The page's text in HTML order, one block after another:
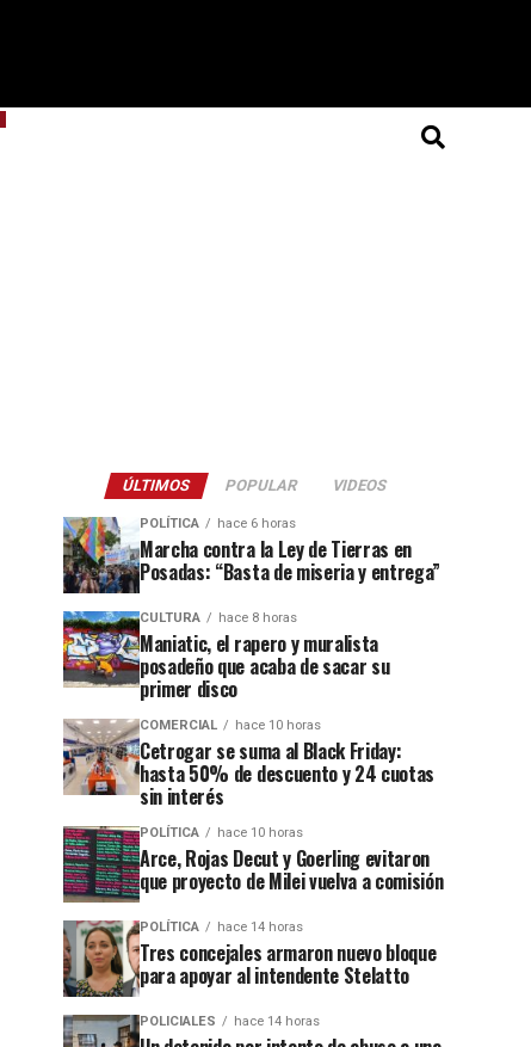
ÚLTIMOS POPULAR VIDEOS
POLÍTICA hace 6 horas
Marcha contra la Ley de Tierras en
Posadas: “Basta de miseria y entrega”
CULTURA hace 8 horas
Maniatic, el rapero y muralista
posadeño que acaba de sacar su
primer disco
COMERCIAL hace 10 horas
Cetrogar se suma al Black Friday:
hasta 50% de descuento y 24 cuotas
sin interés
POLÍTICA hace 10 horas
Arce, Rojas Decut y Goerling evitaron
que proyecto de Milei vuelva a comisión
POLÍTICA hace 14 horas
Tres concejales armaron nuevo bloque
para apoyar al intendente Stelatto
POLICIALES hace 14 horas